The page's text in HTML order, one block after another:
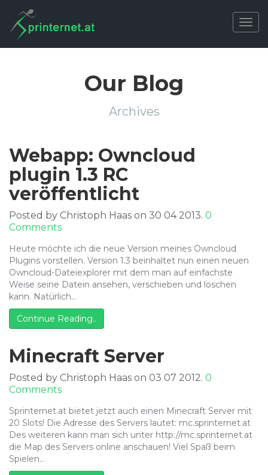
Our Blog
Archives
Webapp: Owncloud
plugin 1.3 RC
veröffentlicht
Posted by Christoph Haas on 30 04 2013. 0
Comments
Heute möchte ich die neue Version meines Owncloud
Plugins vorstellen. Version 1.3 beinhaltet nun einen neuen
Owncloud-Dateiexplorer mit dem man auf einfachste
Weise seine Datein ansehen, verschieben und löschen
kann. Natürlich…
Continue Reading..
Minecraft Server
Posted by Christoph Haas on 03 07 2012. 0
Comments
Sprinternet.at bietet jetzt auch einen Minecraft Server mit
20 Slots! Die Adresse des Servers lautet: mc.sprinternet.at
Des weiteren kann man sich unter http://mc.sprinternet.at
die Map des Servers online anschauen! Viel Spaß beim
Spielen…